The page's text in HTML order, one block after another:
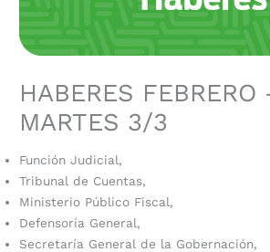
HABERES FEBRERO
MARTES 3/3
Función Judicial,
Tribunal de Cuentas,
Ministerio Público Fiscal,
Defensoría General,
Secretaría General de la Gobernación,